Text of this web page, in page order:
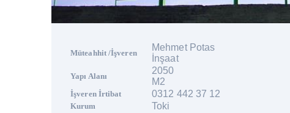
Müteahhit /İşveren
Mehmet Potas
İnşaat
Yapı Alanı
2050
M2
İşveren İrtibat 0312 442 37 12
Kurum Toki